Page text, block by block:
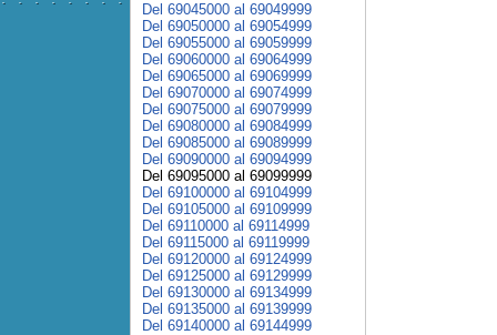
Del 69045000 al 69049999
Del 69050000 al 69054999
Del 69055000 al 69059999
Del 69060000 al 69064999
Del 69065000 al 69069999
Del 69070000 al 69074999
Del 69075000 al 69079999
Del 69080000 al 69084999
Del 69085000 al 69089999
Del 69090000 al 69094999
Del 69095000 al 69099999
Del 69100000 al 69104999
Del 69105000 al 69109999
Del 69110000 al 69114999
Del 69115000 al 69119999
Del 69120000 al 69124999
Del 69125000 al 69129999
Del 69130000 al 69134999
Del 69135000 al 69139999
Del 69140000 al 69144999